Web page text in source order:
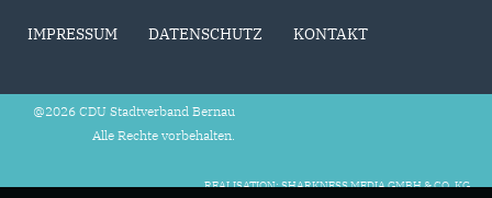
IMPRESSUM DATENSCHUTZ KONTAKT
@2026 CDU Stadtverband Bernau
Alle Rechte vorbehalten.
REALISATION: SHARKNESS MEDIA GMBH & CO. KG